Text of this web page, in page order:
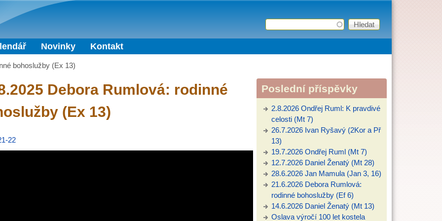
Vyhledávání
Hledat
Novinky Kontakt
bohoslužby (Ex 13)
Debora Rumlová: rodinné
(Ex 13)
22
Poslední příspěvky
2.8.2026 Ondřej Ruml: K pravdivé
celosti (Mt 7)
26.7.2026 Ivan Ryšavý (2Kor a Př
13)
19.7.2026 Ondřej Ruml (Mt 7)
12.7.2026 Daniel Ženatý (Mt 28)
28.6.2026 Jan Mamula (Jan 3, 16)
21.6.2026 Debora Rumlová:
rodinné bohoslužby (Ef 6)
14.6.2026 Daniel Ženatý (Mt 13)
Oslava výročí 100 let kostela